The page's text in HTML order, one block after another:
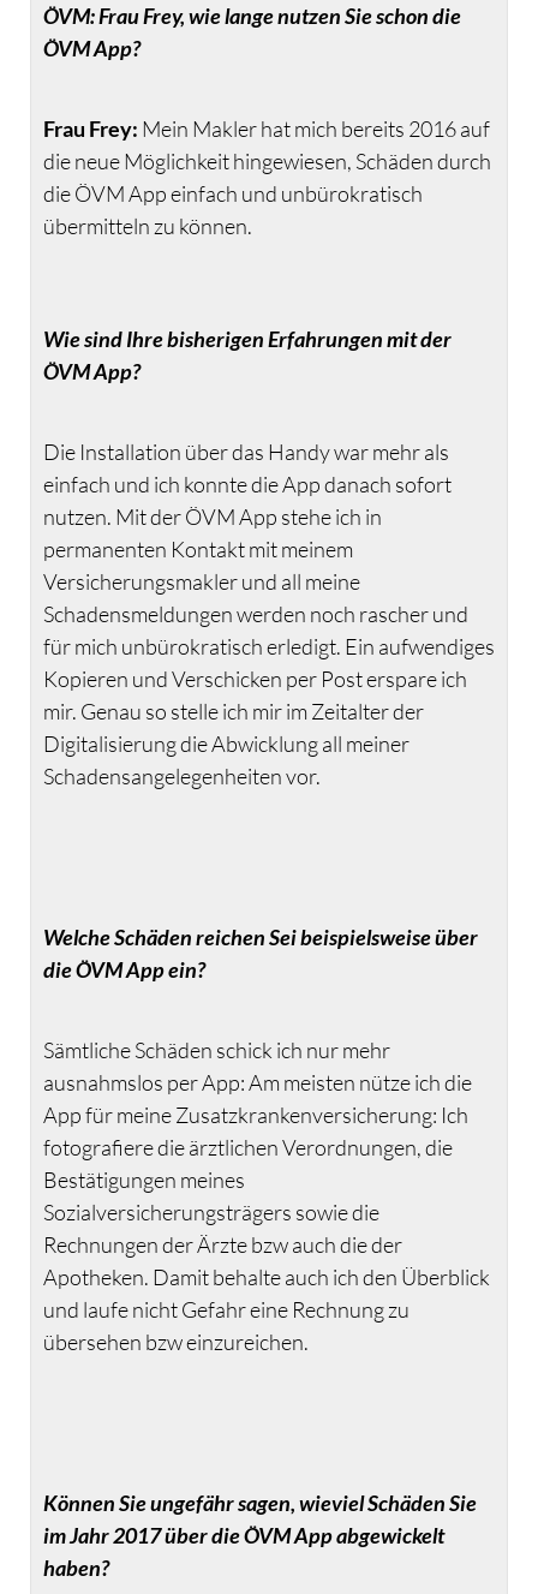
ÖVM: Frau Frey, wie lange nutzen Sie schon die
ÖVM App?
Frau Frey: Mein Makler hat mich bereits 2016 auf
die neue Möglichkeit hingewiesen, Schäden durch
die ÖVM App einfach und unbürokratisch
übermitteln zu können.
Wie sind Ihre bisherigen Erfahrungen mit der
ÖVM App?
Die Installation über das Handy war mehr als
einfach und ich konnte die App danach sofort
nutzen. Mit der ÖVM App stehe ich in
permanenten Kontakt mit meinem
Versicherungsmakler und all meine
Schadensmeldungen werden noch rascher und
für mich unbürokratisch erledigt. Ein aufwendiges
Kopieren und Verschicken per Post erspare ich
mir. Genau so stelle ich mir im Zeitalter der
Digitalisierung die Abwicklung all meiner
Schadensangelegenheiten vor.
Welche Schäden reichen Sei beispielsweise über
die ÖVM App ein?
Sämtliche Schäden schick ich nur mehr
ausnahmslos per App: Am meisten nütze ich die
App für meine Zusatzkrankenversicherung: Ich
fotografiere die ärztlichen Verordnungen, die
Bestätigungen meines
Sozialversicherungsträgers sowie die
Rechnungen der Ärzte bzw auch die der
Apotheken. Damit behalte auch ich den Überblick
und laufe nicht Gefahr eine Rechnung zu
übersehen bzw einzureichen.
Können Sie ungefähr sagen, wieviel Schäden Sie
im Jahr 2017 über die ÖVM App abgewickelt
haben?